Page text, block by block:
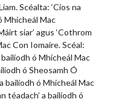
Scéalta: ‘Cíos na
Mhicheál Mac
siar’ agus ‘Cothrom
Con Iomaire. Scéal:
bailíodh ó Mhicheál Mac
ó Sheosamh Ó
bailíodh ó Mhicheál Mac
téadach’ a bailíodh ó